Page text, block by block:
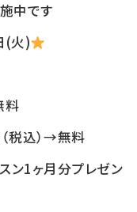
中です
(火)
料
税込）→無料
ン1ヶ月分プレゼン